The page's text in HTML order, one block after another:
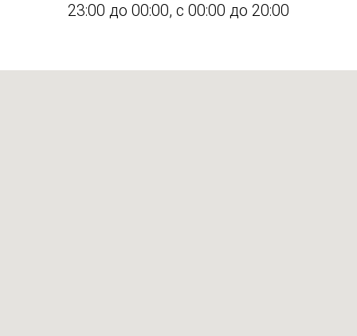
23:00 до 00:00, с 00:00 до 20:00